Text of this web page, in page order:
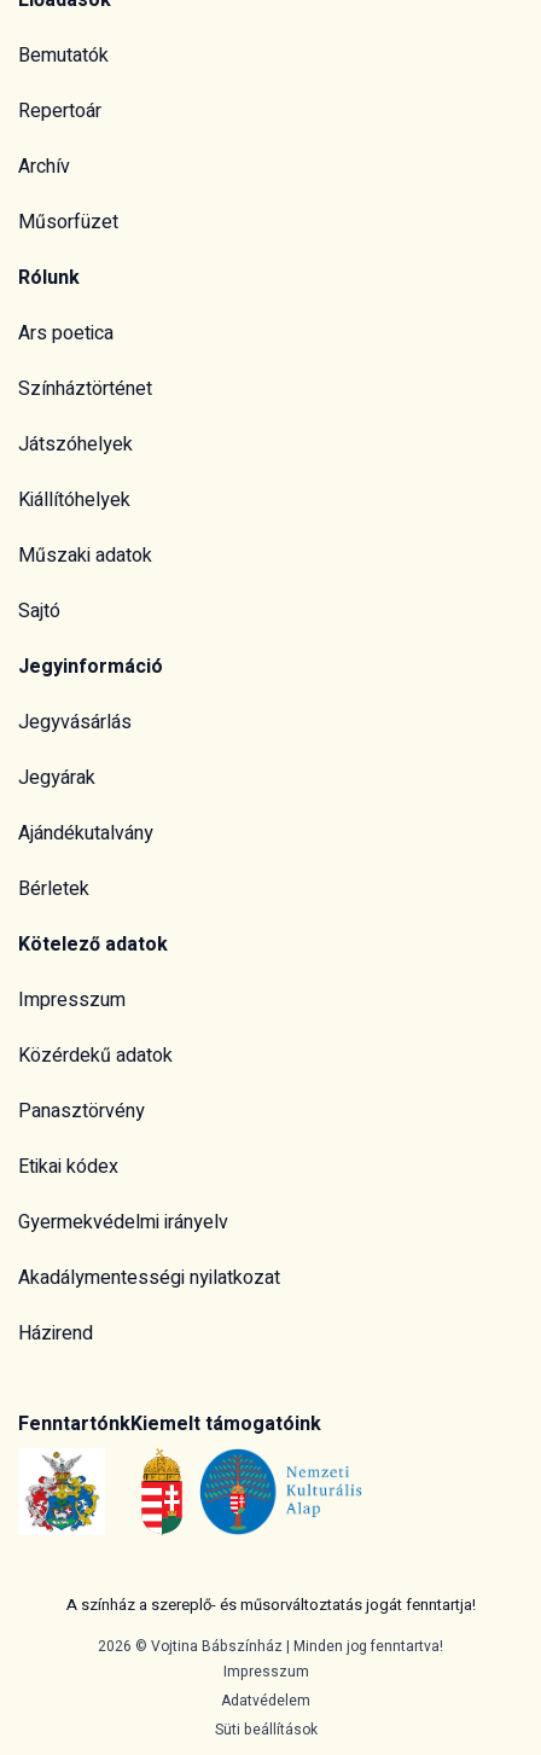
Bemutatók
Repertoár
Archív
Műsorfüzet
Rólunk
Ars poetica
Színháztörténet
Játszóhelyek
Kiállítóhelyek
Műszaki adatok
Sajtó
Jegyinformáció
Jegyvásárlás
Jegyárak
Ajándékutalvány
Bérletek
Kötelező adatok
Impresszum
Közérdekű adatok
Panasztörvény
Etikai kódex
Gyermekvédelmi irányelv
Akadálymentességi nyilatkozat
Házirend
FenntartónkKiemelt támogatóink
A színház a szereplő- és műsorváltoztatás jogát fenntartja!
2026 © Vojtina Bábszínház | Minden jog fenntartva!
Impresszum
Adatvédelem
Süti beállítások